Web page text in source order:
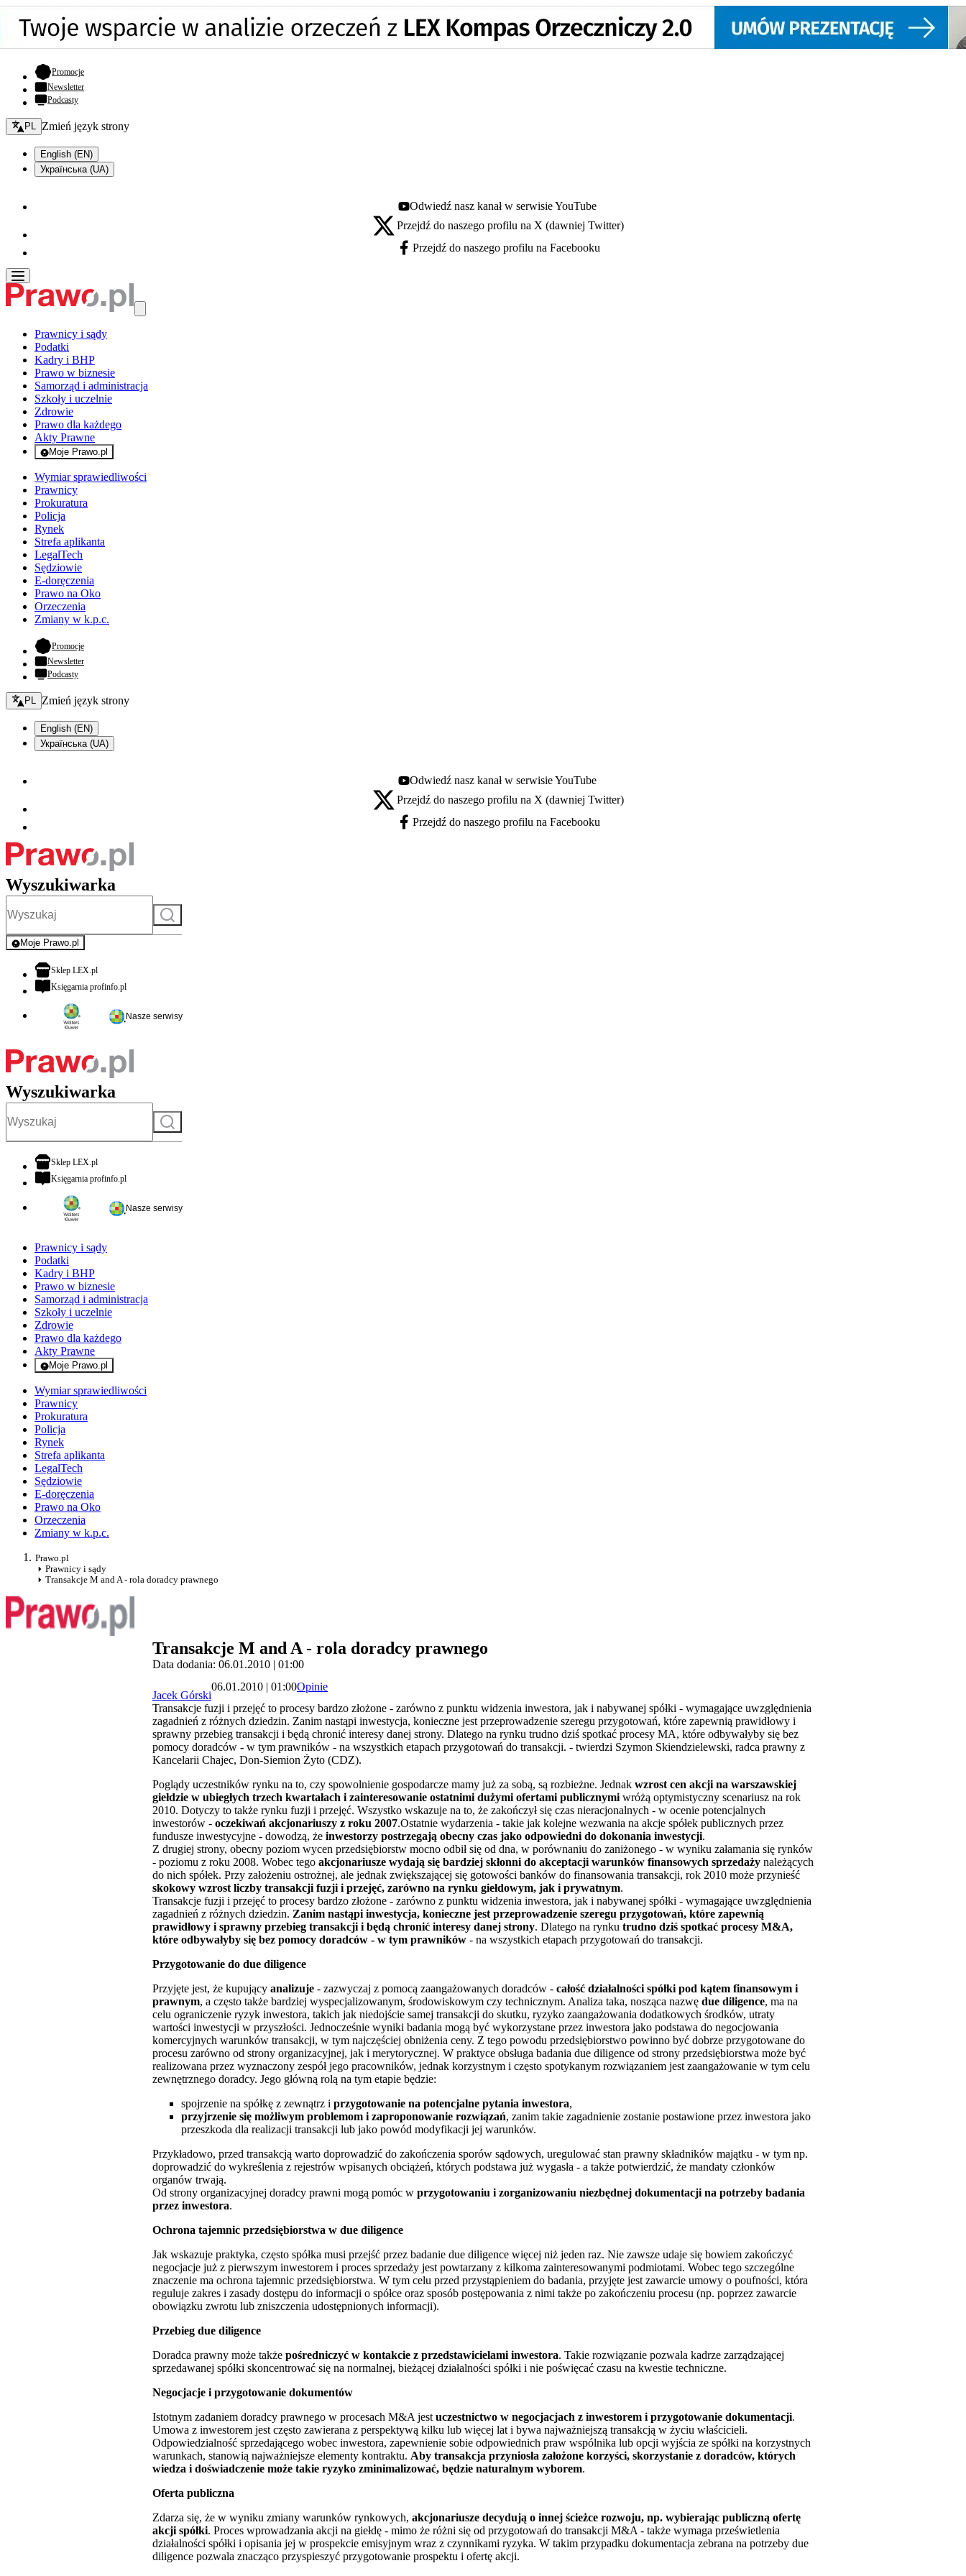
Promocje- otwiera się w nowej karcie
Newsletter
Podcasty
Zmień język - bieżący:
PL Zmień język strony
English (EN)
Українська (UA)
Youtube - otwiera się w nowej karcie
Odwiedź nasz kanał w serwisie YouTube
X - otwiera się w nowej karcie
Przejdź do naszego profilu na X (dawniej Twitter)
Facebook - otwiera się w nowej karcie
Przejdź do naszego profilu na Facebooku
Prawnicy i sądy
Podatki
Kadry i BHP
Prawo w biznesie
Samorząd i administracja
Szkoły i uczelnie
Zdrowie
Prawo dla każdego
Akty Prawne
Moje Prawo.pl
- rejestracja i logowanie do serwisu
Wymiar sprawiedliwości
Prawnicy
Prokuratura
Policja
Rynek
Strefa aplikanta
LegalTech
Sędziowie
E-doręczenia
Prawo na Oko
Orzeczenia
Zmiany w k.p.c.
Promocje- otwiera się w nowej karcie
Newsletter
Podcasty
Zmień język - bieżący:
PL Zmień język strony
English (EN)
Українська (UA)
Youtube - otwiera się w nowej karcie
Odwiedź nasz kanał w serwisie YouTube
X - otwiera się w nowej karcie
Przejdź do naszego profilu na X (dawniej Twitter)
Facebook - otwiera się w nowej karcie
Przejdź do naszego profilu na Facebooku
Wyszukiwarka
Szukaj
Moje Prawo.pl
- rejestracja i logowanie do serwisu
Sklep LEX.plotwiera się w nowej karcie
Księgarnia profinfo.plotwiera się w nowej karcie
Nasze serwisy
Wyszukiwarka
Szukaj
Sklep LEX.plotwiera się w nowej karcie
Księgarnia profinfo.plotwiera się w nowej karcie
Nasze serwisy
Prawnicy i sądy
Podatki
Kadry i BHP
Prawo w biznesie
Samorząd i administracja
Szkoły i uczelnie
Zdrowie
Prawo dla każdego
Akty Prawne
Moje Prawo.pl
- rejestracja i logowanie do serwisu
Wymiar sprawiedliwości
Prawnicy
Prokuratura
Policja
Rynek
Strefa aplikanta
LegalTech
Sędziowie
E-doręczenia
Prawo na Oko
Orzeczenia
Zmiany w k.p.c.
Prawo.pl
Prawnicy i sądy
Transakcje M and A - rola doradcy prawnego
Transakcje M and A - rola doradcy prawnego
Data dodania: 06.01.2010 | 01:00
Jacek Górski
06.01.2010 | 01:00Opinie
Transakcje fuzji i przejęć to procesy bardzo złożone - zarówno z punktu widzenia inwestora, jak i nabywanej spółki - wymagające uwzględnienia
zagadnień z różnych dziedzin. Zanim nastąpi inwestycja, konieczne jest przeprowadzenie szeregu przygotowań, które zapewnią prawidłowy i
sprawny przebieg transakcji i będą chronić interesy danej strony. Dlatego na rynku trudno dziś spotkać procesy MA, które odbywałyby się bez
pomocy doradców - w tym prawników - na wszystkich etapach przygotowań do transakcji. - twierdzi Szymon Skiendzielewski, radca prawny z
Kancelarii Chajec, Don-Siemion Żyto (CDZ).
Poglądy uczestników rynku na to, czy spowolnienie gospodarcze mamy już za sobą, są rozbieżne. Jednak wzrost cen akcji na warszawskiej
giełdzie w ubiegłych trzech kwartałach i zainteresowanie ostatnimi dużymi ofertami publicznymiwróżą optymistyczny scenariusz na rok
2010. Dotyczy to także rynku fuzji i przejęć. Wszystko wskazuje na to, że zakończył się czas nieracjonalnych - w ocenie potencjalnych
inwestorów - oczekiwań akcjonariuszy z roku 2007.Ostatnie wydarzenia - takie jak kolejne wezwania na akcje spółek publicznych przez
fundusze inwestycyjne - dowodzą, że inwestorzy postrzegają obecny czas jako odpowiedni do dokonania inwestycji.
Z drugiej strony, obecny poziom wycen przedsiębiorstw mocno odbił się od dna, w porównaniu do zaniżonego - w wyniku załamania się rynków
- poziomu z roku 2008. Wobec tego akcjonariusze wydają się bardziej skłonni do akceptacji warunków finansowych sprzedaży należących
do nich spółek. Przy założeniu ostrożnej, ale jednak zwiększającej się gotowości banków do finansowania transakcji, rok 2010 może przynieść
skokowy wzrost liczby transakcji fuzji i przejęć, zarówno na rynku giełdowym, jak i prywatnym.
Transakcje fuzji i przejęć to procesy bardzo złożone - zarówno z punktu widzenia inwestora, jak i nabywanej spółki - wymagające uwzględnienia
zagadnień z różnych dziedzin. Zanim nastąpi inwestycja, konieczne jest przeprowadzenie szeregu przygotowań, które zapewnią
prawidłowy i sprawny przebieg transakcji i będą chronić interesy danej strony. Dlatego na rynku trudno dziś spotkać procesy M&A,
które odbywałyby się bez pomocy doradców - w tym prawników - na wszystkich etapach przygotowań do transakcji.
Przygotowanie do due diligence
Przyjęte jest, że kupujący analizuje - zazwyczaj z pomocą zaangażowanych doradców - całość działalności spółki pod kątem finansowym i
prawnym, a często także bardziej wyspecjalizowanym, środowiskowym czy technicznym. Analiza taka, nosząca nazwę due diligence, ma na
celu ograniczenie ryzyk inwestora, takich jak niedojście samej transakcji do skutku, ryzyko zaangażowania dodatkowych środków, utraty
wartości inwestycji w przyszłości. Jednocześnie wyniki badania mogą być wykorzystane przez inwestora jako podstawa do negocjowania
komercyjnych warunków transakcji, w tym najczęściej obniżenia ceny. Z tego powodu przedsiębiorstwo powinno być dobrze przygotowane do
procesu zarówno od strony organizacyjnej, jak i merytorycznej. W praktyce obsługa badania due diligence od strony przedsiębiorstwa może być
realizowana przez wyznaczony zespół jego pracowników, jednak korzystnym i często spotykanym rozwiązaniem jest zaangażowanie w tym celu
zewnętrznego doradcy. Jego główną rolą na tym etapie będzie:
spojrzenie na spółkę z zewnątrz i przygotowanie na potencjalne pytania inwestora,
przyjrzenie się możliwym problemom i zaproponowanie rozwiązań, zanim takie zagadnienie zostanie postawione przez inwestora jako
przeszkoda dla realizacji transakcji lub jako powód modyfikacji jej warunków.
Przykładowo, przed transakcją warto doprowadzić do zakończenia sporów sądowych, uregulować stan prawny składników majątku - w tym np.
doprowadzić do wykreślenia z rejestrów wpisanych obciążeń, których podstawa już wygasła - a także potwierdzić, że mandaty członków
organów trwają.
Od strony organizacyjnej doradcy prawni mogą pomóc w przygotowaniu i zorganizowaniu niezbędnej dokumentacji na potrzeby badania
przez inwestora.
Ochrona tajemnic przedsiębiorstwa w due diligence
Jak wskazuje praktyka, często spółka musi przejść przez badanie due diligence więcej niż jeden raz. Nie zawsze udaje się bowiem zakończyć
negocjacje już z pierwszym inwestorem i proces sprzedaży jest powtarzany z kilkoma zainteresowanymi podmiotami. Wobec tego szczególne
znaczenie ma ochrona tajemnic przedsiębiorstwa. W tym celu przed przystąpieniem do badania, przyjęte jest zawarcie umowy o poufności, która
reguluje zakres i zasady dostępu do informacji o spółce oraz sposób postępowania z nimi także po zakończeniu procesu (np. poprzez zawarcie
obowiązku zwrotu lub zniszczenia udostępnionych informacji).
Przebieg due diligence
Doradca prawny może także pośredniczyć w kontakcie z przedstawicielami inwestora. Takie rozwiązanie pozwala kadrze zarządzającej
sprzedawanej spółki skoncentrować się na normalnej, bieżącej działalności spółki i nie poświęcać czasu na kwestie techniczne.
Negocjacje i przygotowanie dokumentów
Istotnym zadaniem doradcy prawnego w procesach M&A jestuczestnictwo w negocjacjach z inwestorem i przygotowanie dokumentacji.
Umowa z inwestorem jest często zawierana z perspektywą kilku lub więcej lat i bywa najważniejszą transakcją w życiu właścicieli.
Odpowiedzialność sprzedającego wobec inwestora, zapewnienie sobie odpowiednich praw wspólnika lub opcji wyjścia ze spółki na korzystnych
warunkach, stanowią najważniejsze elementy kontraktu. Aby transakcja przyniosła założone korzyści, skorzystanie z doradców, których
wiedza i doświadczenie może takie ryzyko zminimalizować, będzie naturalnym wyborem.
Oferta publiczna
Zdarza się, że w wyniku zmiany warunków rynkowych, akcjonariusze decydują o innej ścieżce rozwoju, np. wybierając publiczną ofertę
akcji spółki. Proces wprowadzania akcji na giełdę - mimo że różni się od przygotowań do transakcji M&A - także wymaga prześwietlenia
działalności spółki i opisania jej w prospekcie emisyjnym wraz z czynnikami ryzyka. W takim przypadku dokumentacja zebrana na potrzeby due
diligence pozwala znacząco przyspieszyć przygotowanie prospektu i ofertę akcji.